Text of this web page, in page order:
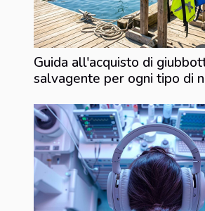
Guida all'acquisto di
salvagente per ogni tipo di